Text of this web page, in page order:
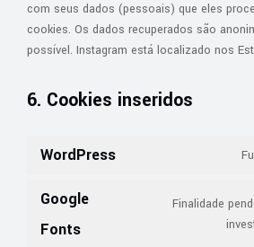
com seus dados (pessoais) que eles
cookies. Os dados recuperados são
possível. Instagram está localizado nos
6. Cookies inseridos
WordPress
Google
Fonts
Finalidade